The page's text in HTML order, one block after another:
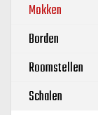
Mokken
Borden
Roomstellen
Schalen